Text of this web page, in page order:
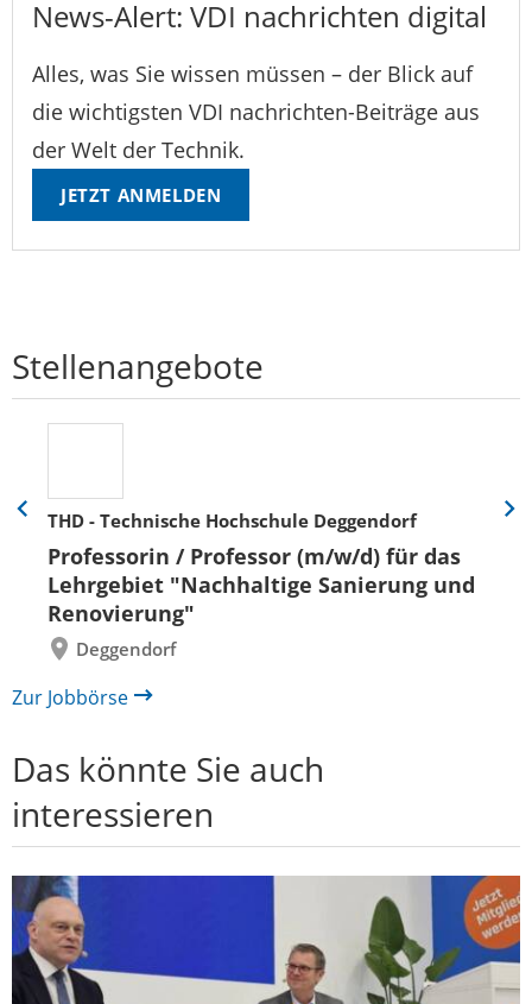
News-Alert: VDI nachrichten digital
Alles, was Sie wissen müssen – der Blick auf
die wichtigsten VDI nachrichten-Beiträge aus
der Welt der Technik.
JETZT ANMELDEN
Stellenangebote
THD - Technische Hochschule Deggendorf
Professorin / Professor (m/w/d) für das
Lehrgebiet "Nachhaltige Sanierung und
Renovierung"
Deggendorf
Eine
zurück
Eine
Zur Jobbörse
Das könnte Sie auch
interessieren